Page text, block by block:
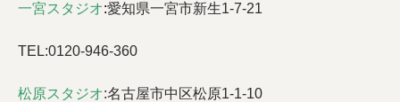
一宮スタジオ:愛知県一宮市新生1-7-21
TEL:0120-946-360
松原スタジオ:名古屋市中区松原1-1-10